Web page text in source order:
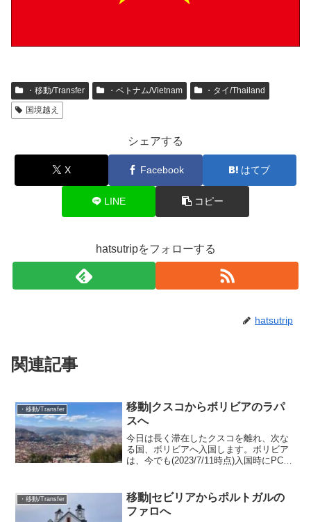
・移動/Transfer ・ベトナム/Vietnam
・タイ/Thailand
国境越え
シェアする
X Facebook はてブ
LINE コピー
hatsutripをフォローする
hatsutrip
関連記事
・移動/Transfer
移動|クスコからボリビアのラパ
スへ
今日は長く滞在したクスコを離れ、次な
る国、ボリビアへ入国します。ボリビア
は、今でも(2023/7/11時点)入国時にPCR
事前に探していたクリニックで抗原検査
を受け...
・移動/Transfer
移動|セビリアからポルトガルの
ファロへ